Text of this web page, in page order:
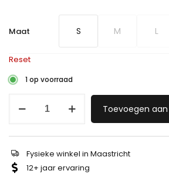
Maat S M L
Reset
1 op voorraad
Toevoegen
Fysieke winkel in Maastricht
12+ jaar ervaring